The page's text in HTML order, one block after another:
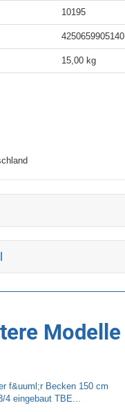
10195
4250659905140
15,00 kg
Modelle